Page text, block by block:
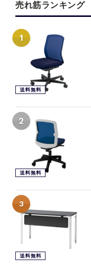
売れ筋ランキング
1
送料無料
2
送料無料
3
送料無料